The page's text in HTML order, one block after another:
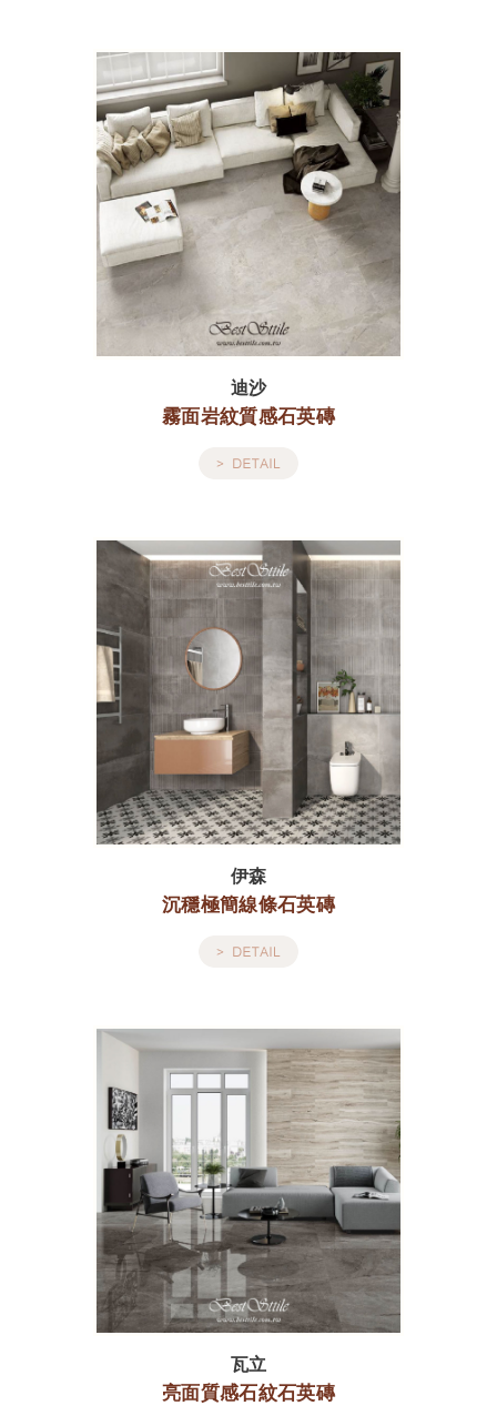
迪沙
霧面岩紋質感石英磚
伊森
沉穩極簡線條石英磚
瓦立
亮面質感石紋石英磚